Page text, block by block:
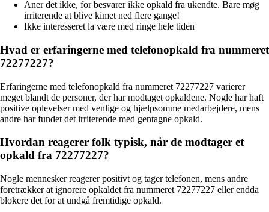
Aner det ikke, for besvarer ikke opkald fra ukendte. Bare møg
irriterende at blive kimet ned flere gange!
Ikke interesseret la være med ringe hele tiden
Hvad er erfaringerne med telefonopkald fra nummeret
72277227?
Erfaringerne med telefonopkald fra nummeret 72277227 varierer
meget blandt de personer, der har modtaget opkaldene. Nogle har haft
positive oplevelser med venlige og hjælpsomme medarbejdere, mens
andre har fundet det irriterende med gentagne opkald.
Hvordan reagerer folk typisk, når de modtager et
opkald fra 72277227?
Nogle mennesker reagerer positivt og tager telefonen, mens andre
foretrækker at ignorere opkaldet fra nummeret 72277227 eller endda
blokere det for at undgå fremtidige opkald.